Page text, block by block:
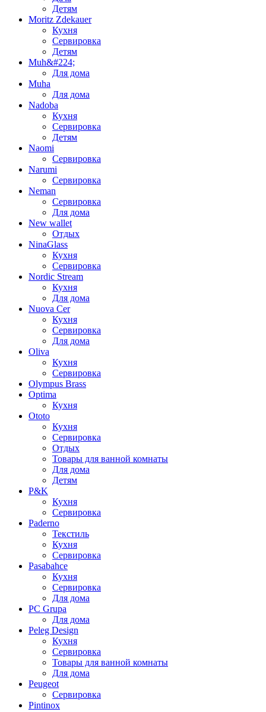
Детям
Moritz Zdekauer
Кухня
Сервировка
Детям
Muh&#224;
Для дома
Muha
Для дома
Nadoba
Кухня
Сервировка
Детям
Naomi
Сервировка
Narumi
Сервировка
Neman
Сервировка
Для дома
New wallet
Отдых
NinaGlass
Кухня
Сервировка
Nordic Stream
Кухня
Для дома
Nuova Cer
Кухня
Сервировка
Для дома
Oliva
Кухня
Сервировка
Olympus Brass
Optima
Кухня
Ototo
Кухня
Сервировка
Отдых
Товары для ванной комнаты
Для дома
Детям
P&K
Кухня
Сервировка
Paderno
Текстиль
Кухня
Сервировка
Pasabahce
Кухня
Сервировка
Для дома
PC Grupa
Для дома
Peleg Design
Кухня
Сервировка
Товары для ванной комнаты
Для дома
Peugeot
Сервировка
Pintinox